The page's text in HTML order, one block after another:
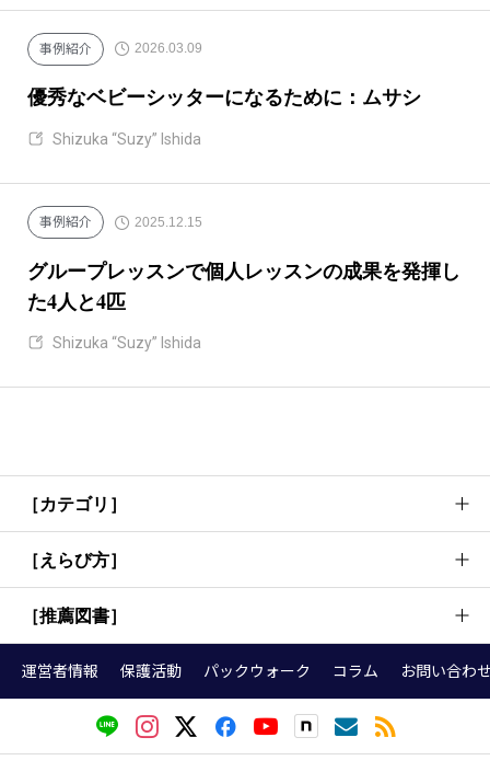
事例紹介 2026.03.09
優秀なベビーシッターになるために：ムサシ
Shizuka “Suzy” Ishida
事例紹介 2025.12.15
グループレッスンで個人レッスンの成果を発揮し
た4人と4匹
Shizuka “Suzy” Ishida
［カテゴリ］
犬のしつけ方法・考え方
お散歩
［えらび方］
首輪
［推薦図書］
『犬語図鑑』
『犬の頭がグングンよくなる育て方』
運営者情報 保護活動 パックウォーク コラム お問い合わ